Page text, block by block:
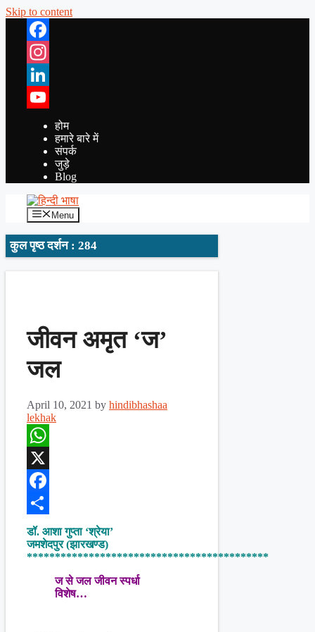
Skip to content
Facebook
Instagram
LinkedIn
YouTube
होम
हमारे बारे में
संपर्क
जुड़े
Blog
Menu
कुल पृष्ठ दर्शन : 284
जीवन अमृत ‘ज’
जल
April 10, 2021 by hindibhashaa
lekhak
WhatsApp
X
Facebook
Share
डॉ. आशा गुप्ता ‘श्रेया’
जमशेदपुर (झारखण्ड)
*******************************************
ज से जल जीवन स्पर्धा
विशेष…